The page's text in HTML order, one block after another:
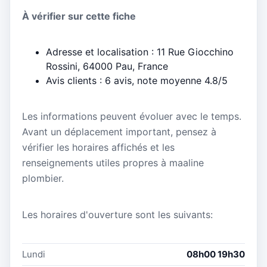
À vérifier sur cette fiche
Adresse et localisation : 11 Rue Giocchino
Rossini, 64000 Pau, France
Avis clients : 6 avis, note moyenne 4.8/5
Les informations peuvent évoluer avec le temps.
Avant un déplacement important, pensez à
vérifier les horaires affichés et les
renseignements utiles propres à maaline
plombier.
Les horaires d'ouverture sont les suivants:
Lundi 08h00 19h30